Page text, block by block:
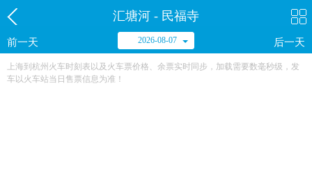
汇塘河 - 民福寺
前一天 2026-08-07 后一天
上海到杭州火车时刻表以及火车票价格、余票实时同步，加载需要数毫秒级，发
车以火车站当日售票信息为准！